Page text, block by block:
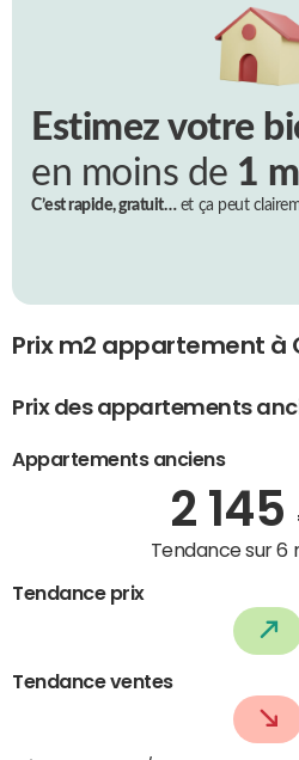
Estimez votre
en moins de 1
C’est rapide, gratuit…et ça peut
Prix m2 appartement à
Prix des appartements
Appartements anciens
2 145
Tendance sur 6
Tendance prix
Tendance ventes